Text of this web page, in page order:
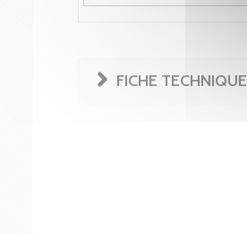
FICHE TECHNIQUE